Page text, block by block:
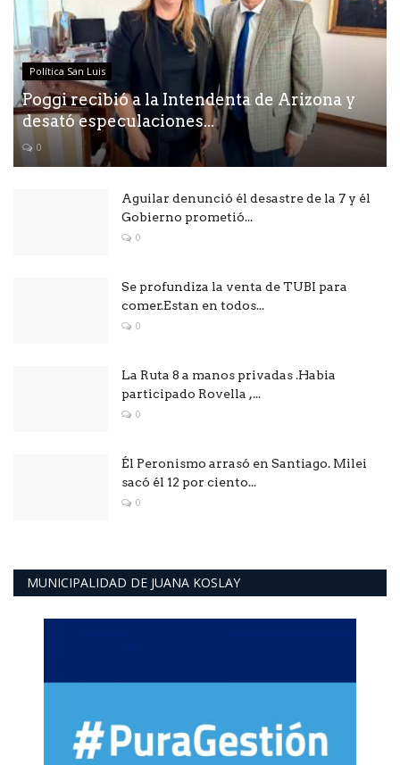
Política San Luis
Poggi recibió a la Intendenta de Arizona y
desató especulaciones...
0
Aguilar denunció él desastre de la 7 y él
Gobierno prometió...
0
Se profundiza la venta de TUBI para
comer.Estan en todos...
0
La Ruta 8 a manos privadas .Habia
participado Rovella ,...
0
Él Peronismo arrasó en Santiago. Milei
sacó él 12 por ciento...
0
MUNICIPALIDAD DE JUANA KOSLAY